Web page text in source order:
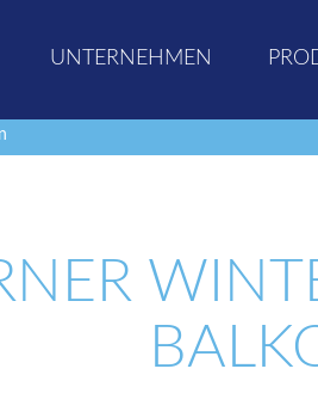
UNTERNEHMEN